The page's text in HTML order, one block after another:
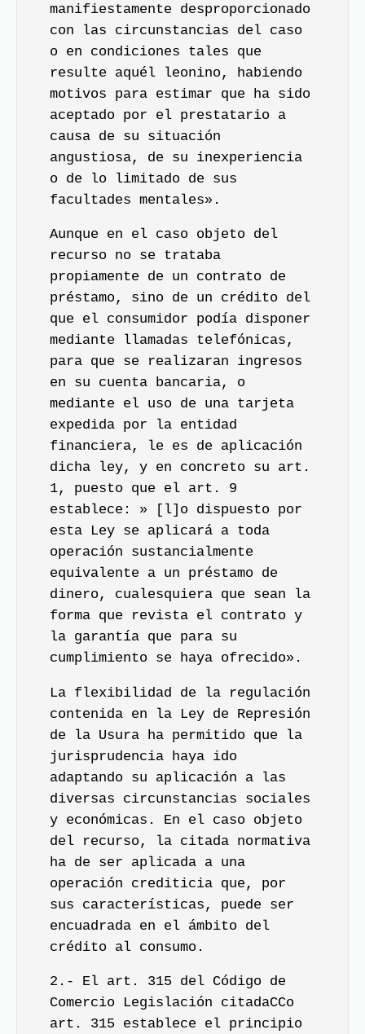
manifiestamente desproporcionado
con las circunstancias del caso
o en condiciones tales que
resulte aquél leonino, habiendo
motivos para estimar que ha sido
aceptado por el prestatario a
causa de su situación
angustiosa, de su inexperiencia
o de lo limitado de sus
facultades mentales».
Aunque en el caso objeto del
recurso no se trataba
propiamente de un contrato de
préstamo, sino de un crédito del
que el consumidor podía disponer
mediante llamadas telefónicas,
para que se realizaran ingresos
en su cuenta bancaria, o
mediante el uso de una tarjeta
expedida por la entidad
financiera, le es de aplicación
dicha ley, y en concreto su art.
1, puesto que el art. 9
establece: » [l]o dispuesto por
esta Ley se aplicará a toda
operación sustancialmente
equivalente a un préstamo de
dinero, cualesquiera que sean la
forma que revista el contrato y
la garantía que para su
cumplimiento se haya ofrecido».
La flexibilidad de la regulación
contenida en la
Ley de Represión
de la Usura ha permitido que la
jurisprudencia haya ido
adaptando su aplicación a las
diversas circunstancias sociales
y económicas. En el caso objeto
del recurso, la citada normativa
ha de ser aplicada a una
operación crediticia que, por
sus características, puede ser
encuadrada en el ámbito del
crédito al consumo.
2.- El art. 315 del Código de
Comercio Legislación citadaCCo
art. 315 establece el principio